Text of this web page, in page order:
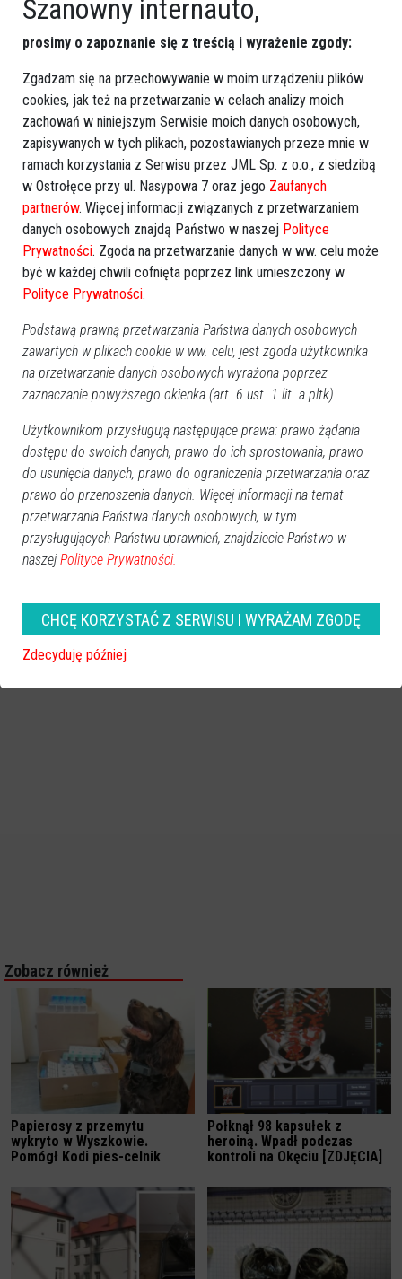
Zobacz również
Papierosy z przemytu
wykryto w Wyszkowie.
Pomógł Kodi pies-celnik
Połknął 98 kapsułek z
heroiną. Wpadł podczas
kontroli na Okęciu [ZDJĘCIA]
Szanowny internauto,
prosimy o zapoznanie się z treścią i wyrażenie zgody:
Zgadzam się na przechowywanie w moim urządzeniu plików
cookies, jak też na przetwarzanie w celach analizy moich
zachowań w niniejszym Serwisie moich danych osobowych,
zapisywanych w tych plikach, pozostawianych przeze mnie w
ramach korzystania z Serwisu przez JML Sp. z o.o., z siedzibą
w Ostrołęce przy ul. Nasypowa 7 oraz jego Zaufanych
partnerów. Więcej informacji związanych z przetwarzaniem
danych osobowych znajdą Państwo w naszej Polityce
Prywatności. Zgoda na przetwarzanie danych w ww. celu może
być w każdej chwili cofnięta poprzez link umieszczony w
Polityce Prywatności.
Podstawą prawną przetwarzania Państwa danych osobowych
zawartych w plikach cookie w ww. celu, jest zgoda użytkownika
na przetwarzanie danych osobowych wyrażona poprzez
zaznaczanie powyższego okienka (art. 6 ust. 1 lit. a pltk).
Użytkownikom przysługują następujące prawa: prawo żądania
dostępu do swoich danych, prawo do ich sprostowania, prawo
do usunięcia danych, prawo do ograniczenia przetwarzania oraz
prawo do przenoszenia danych. Więcej informacji na temat
przetwarzania Państwa danych osobowych, w tym
przysługujących Państwu uprawnień, znajdziecie Państwo w
naszej Polityce Prywatności.
CHCĘ KORZYSTAĆ Z SERWISU I WYRAŻAM ZGODĘ
Zdecyduję później